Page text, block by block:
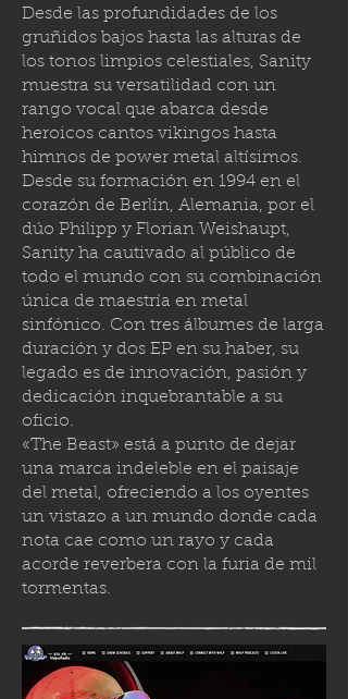
Desde las profundidades de los
gruñidos bajos hasta las alturas de
los tonos limpios celestiales, Sanity
muestra su versatilidad con un
rango vocal que abarca desde
heroicos cantos vikingos hasta
himnos de power metal altísimos.
Desde su formación en 1994 en el
corazón de Berlín, Alemania, por el
dúo Philipp y Florian Weishaupt,
Sanity ha cautivado al público de
todo el mundo con su combinación
única de maestría en metal
sinfónico. Con tres álbumes de larga
duración y dos EP en su haber, su
legado es de innovación, pasión y
dedicación inquebrantable a su
oficio.
«The Beast» está a punto de dejar
una marca indeleble en el paisaje
del metal, ofreciendo a los oyentes
un vistazo a un mundo donde cada
nota cae como un rayo y cada
acorde reverbera con la furia de mil
tormentas.